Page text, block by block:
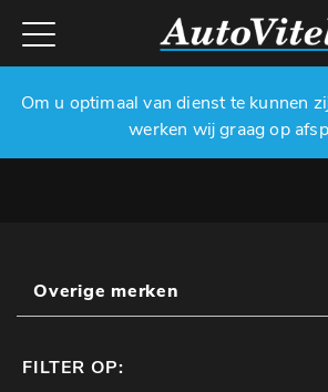
Om u optimaal van dienst te kunnen
werken wij graag op
Overige merken
FILTER OP: